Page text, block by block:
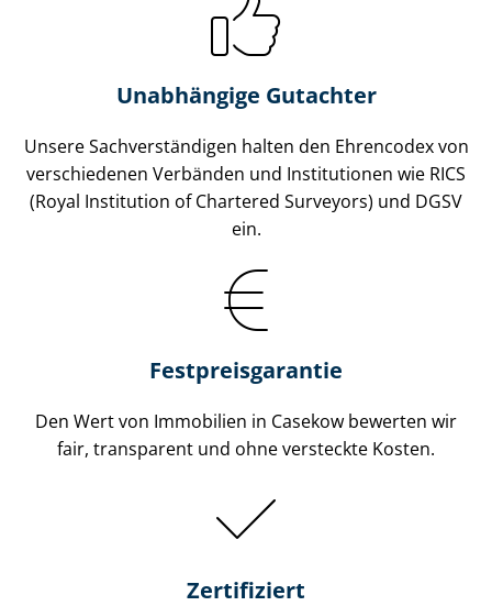
Unabhängige Gutachter
Unsere Sach­ver­stän­di­gen halten den Ehrencodex von
verschiedenen Verbänden und Institutionen wie RICS
(Royal Institution of Chartered Surveyors) und DGSV
ein.
Festpreis​garantie
Den Wert von Immobilien in Casekow bewerten wir
fair, transparent und ohne versteckte Kosten.
Zertifiziert